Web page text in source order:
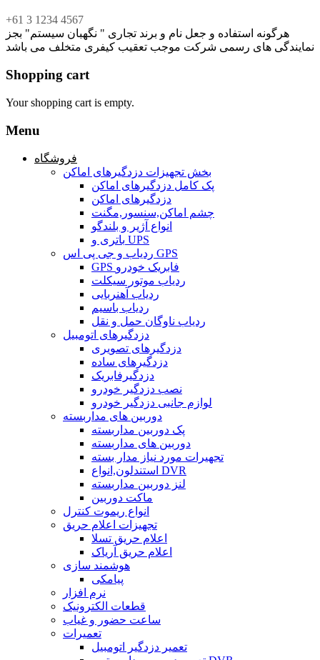
+61 3 1234 4567
هرگونه استفاده و جعل نام و برند تجاری " نگهبان سیستم" بجز
نمایندگی های رسمی شرکت موجب تعقیب کیفری متخلف می باشد
Shopping cart
Your shopping cart is empty.
Menu
فروشگاه
بخش تجهیزات دزدگیرهای اماکن
پک کامل دزدگیرهای اماکن
دزدگیرهای اماکن
چشم اماکن,سنسور,مگنت
انواع آژیر و بلندگو
باتری و UPS
ردیاب و جی پی اس GPS
GPS فابریک خودرو
ردیاب موتور سیکلت
ردیاب آهنربایی
ردیاب باسیم
ردیاب ناوگان حمل و نقل
دزدگیرهای اتومبیل
دزدگیرهای تصویری
دزدگیرهای ساده
دزدگیرفابریک
نصب دزدگیر خودرو
لوازم جانبی دزدگیر خودرو
دوربین های مداربسته
پک دوربین مداربسته
دوربین های مداربسته
تجهیرات مورد نیاز مدار بسته
استندلون,انواع DVR
لنز دوربین مداربسته
ماکت دوربین
انواع ریموت کنترل
تجهیزات اعلام حریق
اعلام حریق تسلا
اعلام حریق آریاک
هوشمند سازی
پیامکی
نرم افزار
قطعات الکترونیک
ساعت حضور و غیاب
تعمیرات
تعمیر دزدگیر اتومبیل